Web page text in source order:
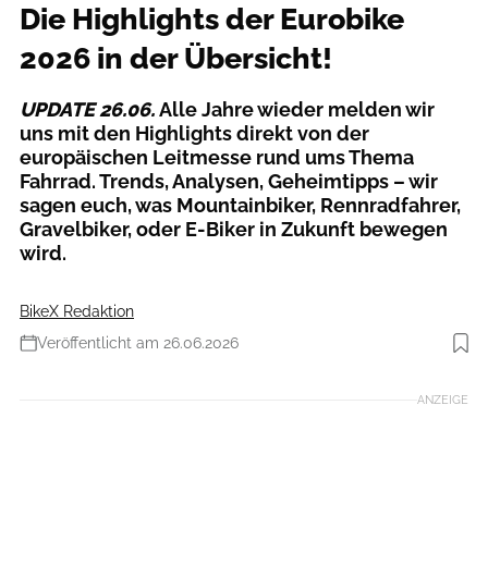
Die Highlights der Eurobike
2026 in der Übersicht!
UPDATE 26.06.Alle Jahre wieder melden wir
uns mit den Highlights direkt von der
europäischen Leitmesse rund ums Thema
Fahrrad. Trends, Analysen, Geheimtipps – wir
sagen euch, was Mountainbiker, Rennradfahrer,
Gravelbiker, oder E-Biker in Zukunft bewegen
wird.
BikeX Redaktion
Veröffentlicht am 26.06.2026
Foto: Björn Gerteis
ANZEIGE